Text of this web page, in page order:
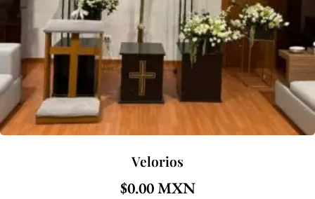
Velorios
$0.00